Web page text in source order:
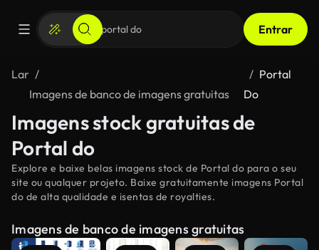
Entrar
Lar
Imagens de banco de imagens gratuitas
Portal
Do
Imagens stock gratuitas de
Portal do
Explore e baixe belas imagens stock de Portal do para o seu
site ou qualquer projeto. Baixe gratuitamente imagens Portal
do de alta qualidade e isentas de royalties.
Imagens de banco de imagens gratuitas